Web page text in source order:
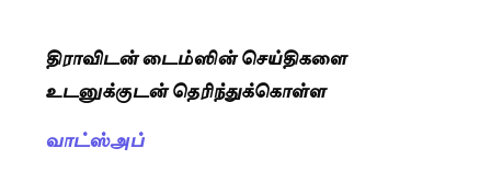
திராவிடன் டைம்ஸின் செய்திகளை
உடனுக்குடன் தெரிந்துக்கொள்ள
வாட்ஸ்அப்